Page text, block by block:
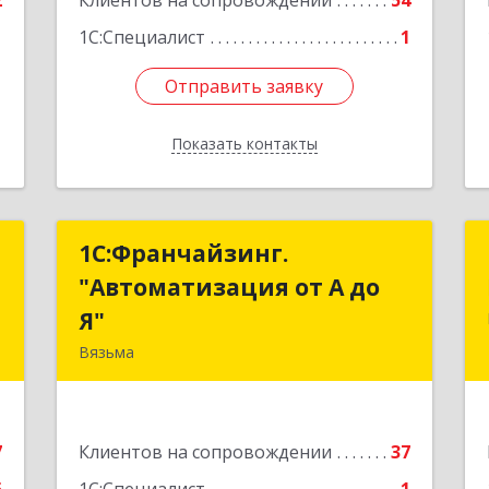
1С:Специалист
1
Отправить заявку
Показать контакты
Отправить заявку
Назад
1С:Франчайзинг.
"Автоматизация от А до
Я"
Вязьма
Клиентов на сопровождении
37
1С:Франчайзинг.
"Автоматизация от А до
Подробнее